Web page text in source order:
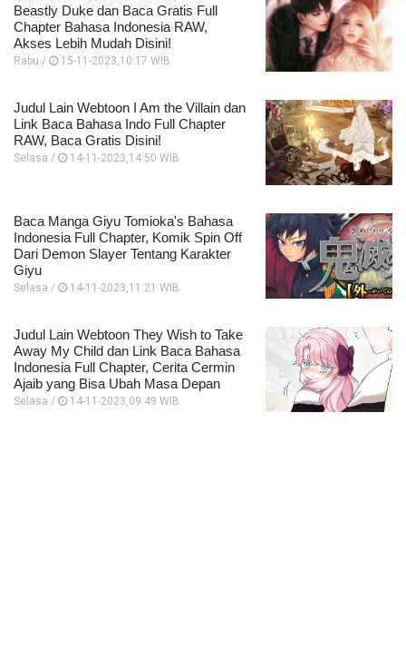
Beastly Duke dan Baca Gratis Full
Chapter Bahasa Indonesia RAW,
Akses Lebih Mudah Disini!
Rabu / 15-11-2023,10:17 WIB
Judul Lain Webtoon I Am the Villain dan
Link Baca Bahasa Indo Full Chapter
RAW, Baca Gratis Disini!
Selasa / 14-11-2023,14:50 WIB
Baca Manga Giyu Tomioka's Bahasa
Indonesia Full Chapter, Komik Spin Off
Dari Demon Slayer Tentang Karakter
Giyu
Selasa / 14-11-2023,11:21 WIB
Judul Lain Webtoon They Wish to Take
Away My Child dan Link Baca Bahasa
Indonesia Full Chapter, Cerita Cermin
Ajaib yang Bisa Ubah Masa Depan
Selasa / 14-11-2023,09:49 WIB